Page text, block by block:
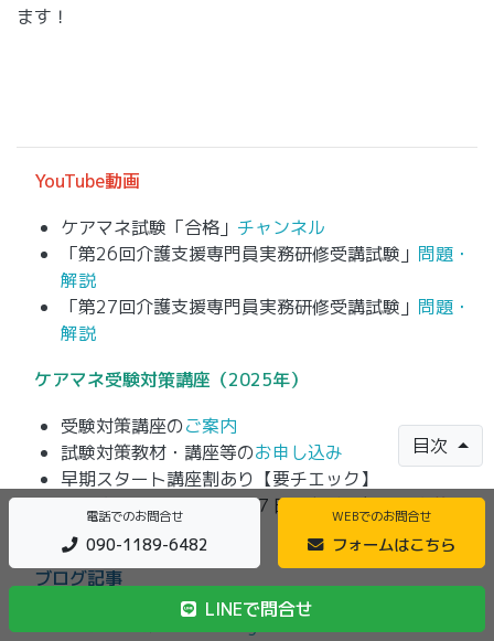
ます！
YouTube動画
ケアマネ試験「合格」 チャンネル
「第26回介護支援専門員実務研修受講試験」 問題・
解説
「第27回介護支援専門員実務研修受講試験」 問題・
解説
ケアマネ受験対策講座（2025年）
受験対策講座のご案内
試験対策教材・講座等のお申し込み
早期スタート講座割あり【要チエック】
「合格スタートパック」７日間お試し無料（先着５
名様限定
ブログ記事
一問一答問題と解説
Blog
目次
電話でのお問合せ
090-1189-6482
WEBでのお問合せ
フォームはこちら
LINEで問合せ